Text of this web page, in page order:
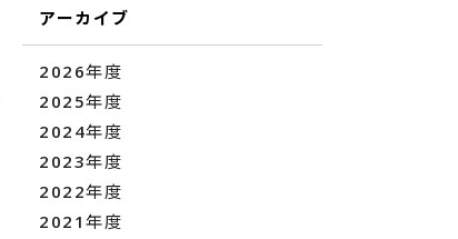
アーカイブ
2026年度
2025年度
2024年度
2023年度
2022年度
2021年度